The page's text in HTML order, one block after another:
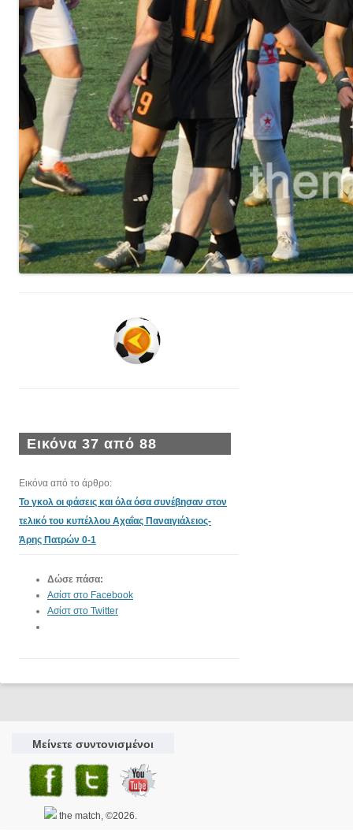
Εικόνα 37 από 88
Εικόνα από το άρθρο:
Το γκολ οι φάσεις και όλα όσα συνέβησαν στον
τελικό του κυπέλλου Αχαΐας Παναιγιάλειος-
Άρης Πατρών 0-1
Δώσε πάσα:
Ασίστ στο Facebook
Ασίστ στο Twitter
Μείνετε συντονισμένοι
the match, ©2026.